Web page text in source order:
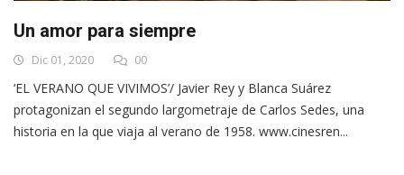
Un amor para siempre
Dic 01, 2020 00
‘EL VERANO QUE VIVIMOS’/ Javier Rey y Blanca Suárez
protagonizan el segundo largometraje de Carlos Sedes, una
historia en la que viaja al verano de 1958. www.cinesren...